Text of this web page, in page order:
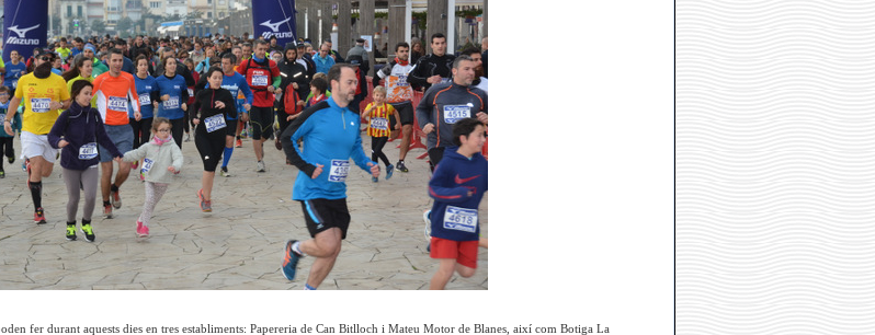
fer durant aquests dies en tres establiments: Papereria de Can Bitlloch i Mateu Motor de Blanes, així com Botiga La